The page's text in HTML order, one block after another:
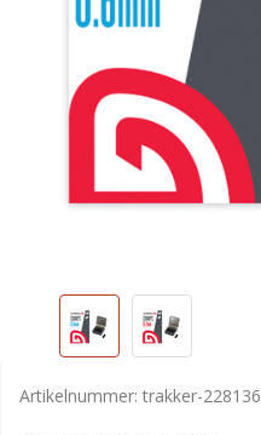
Artikelnummer: trakker-228136